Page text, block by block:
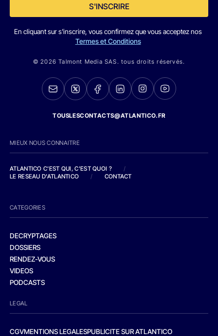
S'INSCRIRE
En cliquant sur s'inscrire, vous confirmez que vous acceptez nos
Termes et Conditions
© 2026 Talmont Media SAS. tous droits réservés.
TOUSLESCONTACTS@ATLANTICO.FR
MIEUX NOUS CONNAITRE
ATLANTICO C'EST QUI, C'EST QUOI ?
/
LE RESEAU D'ATLANTICO
/ CONTACT
CATEGORIES
DECRYPTAGES
DOSSIERS
RENDEZ-VOUS
VIDEOS
PODCASTS
LEGAL
CGVMENTIONS LEGALESPUBLICITE SUR ATLANTICO